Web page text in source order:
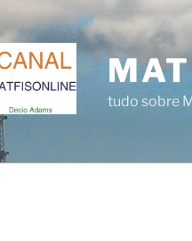
tudo sobre